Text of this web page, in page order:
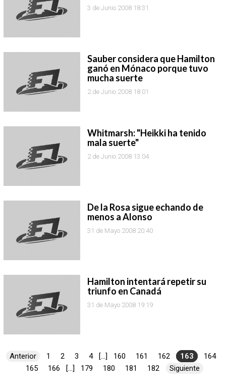
3 de Junio 2008 18:31
Sauber considera que Hamilton
ganó en Mónaco porque tuvo
mucha suerte
2 de Junio 2008 18:01
Whitmarsh: "Heikki ha tenido
mala suerte"
2 de Junio 2008 13:04
De la Rosa sigue echando de
menos a Alonso
31 de Mayo 2008 20:40
Hamilton intentará repetir su
triunfo en Canadá
31 de Mayo 2008 19:19
Anterior 1 2 3 4 [...] 160 161 162 163
164
165
166 [...] 179 180 181 182 Siguiente